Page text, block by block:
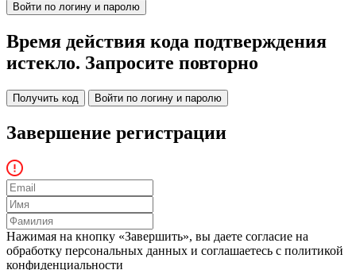
Войти по логину и паролю
Время действия кода подтверждения
истекло. Запросите повторно
Получить код Войти по логину и паролю
Завершение регистрации
Нажимая на кнопку «Завершить», вы даете согласие на
обработку персональных данных и соглашаетесь c политикой
конфиденциальности